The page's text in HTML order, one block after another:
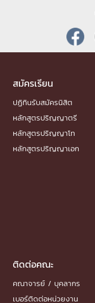
สมัครเรียน
ปฏิทินรับสมัครนิสิต
หลักสูตรปริญญาตรี
หลักสูตรปริญญาโท
หลักสูตรปริญญาเอก
ติดต่อคณะ
คณาจารย์ / บุคลากร
เบอร์ติดต่อหน่วยงาน